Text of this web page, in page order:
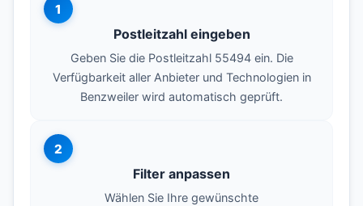
1
Postleitzahl eingeben
Geben Sie die Postleitzahl 55494 ein. Die
Verfügbarkeit aller Anbieter und Technologien in
Benzweiler wird automatisch geprüft.
2
Filter anpassen
Wählen Sie Ihre gewünschte